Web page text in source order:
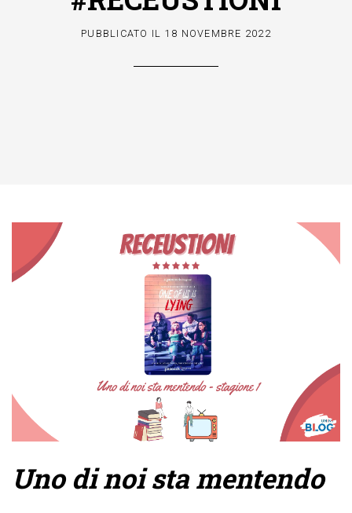
PUBBLICATO IL 18 NOVEMBRE 2022
Uno di noi sta mentendo